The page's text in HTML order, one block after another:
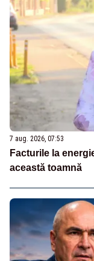
7 aug. 2026, 07:53
Facturile la
această toamnă